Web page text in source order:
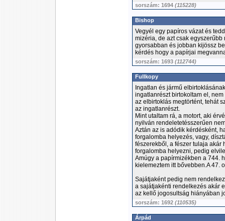
sorszám: 1694 (115228)
Bishop
Vegyél egy papíros vázat és
mizéria, de azt csak
gyorsabban és jobban kijössz
kérdés hogy a papírjai
sorszám: 1693 (112744)
Fullkopy
Ingatlan és jármű
ingatlanrészt birtokoltam el,
az elbirtoklás megtörtént, tehát
az ingatlanrészt.
Mint utaltam rá, a motort, aki
nyilván rendeletetésszerűen
Aztán az is adódik kérdésként,
forgalomba helyezés, vagy,
fészerekből, a fészer tulaja akár
forgalomba helyezni, pedig
Amúgy a papírmizékben a 744.
kielemeztem itt bővebben.A 47.
Sajátjaként pedig nem
a sajátjakénti rendelkezés akár
az kellő jogosultság hiányában
sorszám: 1692 (110535)
Árpád